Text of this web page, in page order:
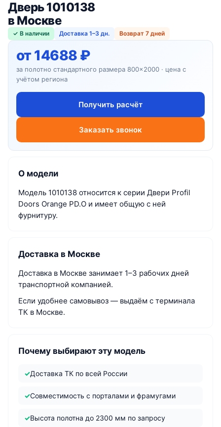
Дверь 1010138
в Москве
✓ В наличии Доставка 1–3 дн. Возврат 7 дней
от 14688 ₽
за полотно стандартного размера 800×2000 · цена с
учётом региона
Получить расчёт
Заказать звонок
О модели
Модель 1010138 относится к серии Двери Profil
Doors Orange PD.O и имеет общую с ней
фурнитуру.
Доставка в Москве
Доставка в Москве занимает 1–3 рабочих дней
транспортной компанией.
Если удобнее самовывоз — выдаём с терминала
ТК в Москве.
Почему выбирают эту модель
Доставка ТК по всей России
Совместимость с порталами и фрамугами
Высота полотна до 2300 мм по запросу